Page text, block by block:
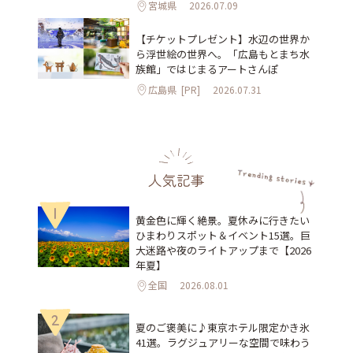
宮城県 2026.07.09
【チケットプレゼント】水辺の世界か
ら浮世絵の世界へ。「広島もとまち水
族館」ではじまるアートさんぽ
広島県 [PR] 2026.07.31
人気記事
1
黄金色に輝く絶景。夏休みに行きたい
ひまわりスポット＆イベント15選。巨
大迷路や夜のライトアップまで【2026
年夏】
全国 2026.08.01
2
夏のご褒美に♪東京ホテル限定かき氷
41選。ラグジュアリーな空間で味わう